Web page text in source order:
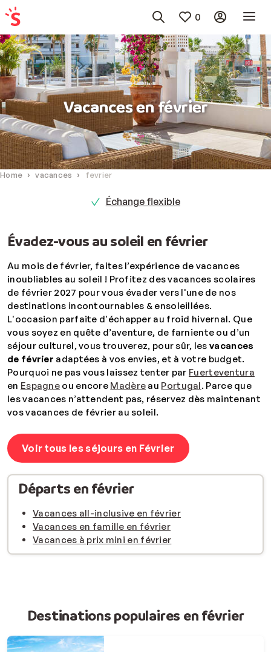
0
Vacances en février
Home vacances fevrier
Échange flexible
Évadez-vous au soleil en février
Au mois de février, faites l’expérience de vacances
inoubliables au soleil ! Profitez des vacances scolaires
de février 2027 pour vous évader vers l'une de nos
destinations incontournables & ensoleillées.
L'occasion parfaite d'échapper au froid hivernal. Que
vous soyez en quête d’aventure, de farniente ou d’un
séjour culturel, vous trouverez, pour sûr, lesvacances
de février adaptées à vos envies, et à votre budget.
Pourquoi ne pas vous laissez tenter par Fuerteventura
en Espagne ou encore Madère au Portugal. Parce que
les vacances n’attendent pas, réservez dès maintenant
vos vacances de février au soleil.
Voir tous les séjours en Février
Départs en février
Vacances all-inclusive en février
Vacances en famille en février
Vacances à prix mini en février
Destinations populaires en février